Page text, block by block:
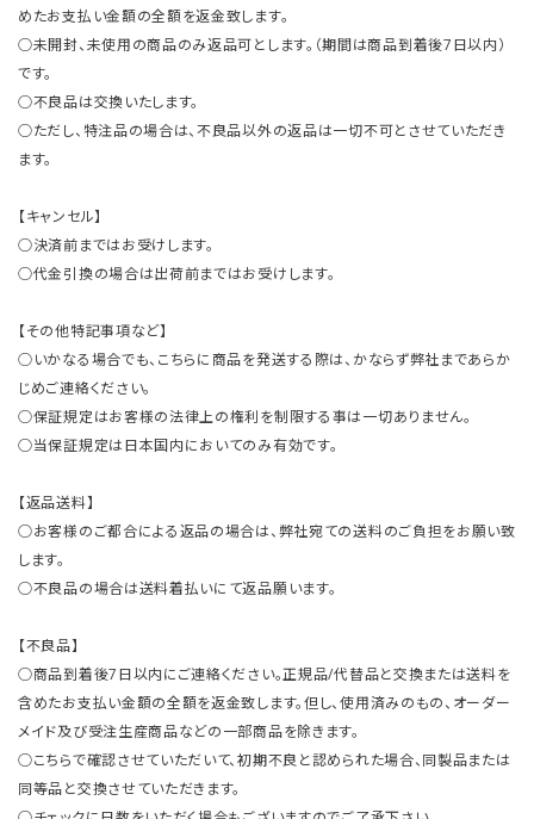
めたお支払い金額の全額を返金致します。
○未開封、未使用の商品のみ返品可とします。（期間は商品到着後7日以内）
です。
○不良品は交換いたします。
○ただし、特注品の場合は、不良品以外の返品は一切不可とさせていただき
ます。
【キャンセル】
○決済前まではお受けします。
○代金引換の場合は出荷前まではお受けします。
【その他特記事項など】
○いかなる場合でも、こちらに商品を発送する際は、かならず弊社まであらか
じめご連絡ください。
○保証規定はお客様の法律上の権利を制限する事は一切ありません。
○当保証規定は日本国内においてのみ有効です。
【返品送料】
○お客様のご都合による返品の場合は、弊社宛ての送料のご負担をお願い致
します。
○不良品の場合は送料着払いにて返品願います。
【不良品】
○商品到着後7日以内にご連絡ください。正規品/代替品と交換または送料を
含めたお支払い金額の全額を返金致します。但し、使用済みのもの、オーダー
メイド及び受注生産商品などの一部商品を除きます。
○こちらで確認させていただいて、初期不良と認められた場合、同製品または
同等品と交換させていただきます。